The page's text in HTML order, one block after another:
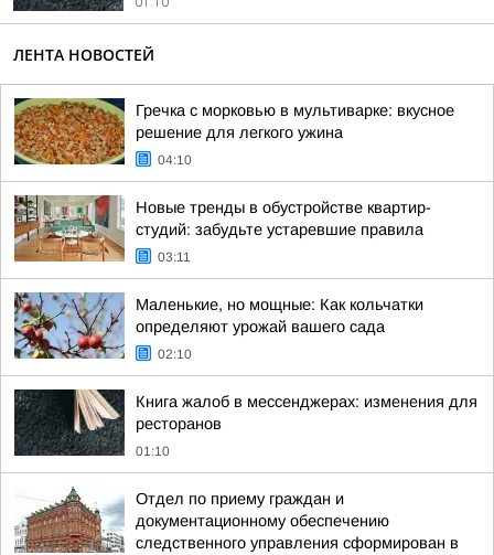
ЛЕНТА НОВОСТЕЙ
Гречка с морковью в мультиварке: вкусное
решение для легкого ужина
04:10
Новые тренды в обустройстве квартир-
студий: забудьте устаревшие правила
03:11
Маленькие, но мощные: Как кольчатки
определяют урожай вашего сада
02:10
Книга жалоб в мессенджерах: изменения для
ресторанов
01:10
Отдел по приему граждан и
документационному обеспечению
следственного управления сформирован в